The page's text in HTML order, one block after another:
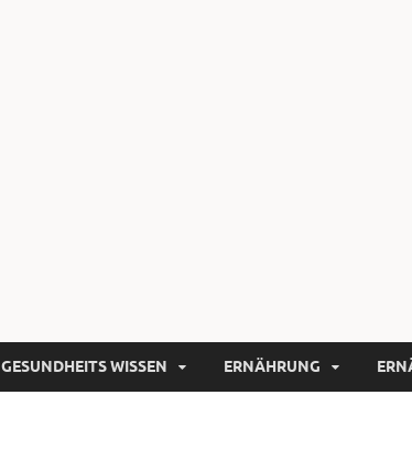
GESUNDHEITS WISSEN ERNÄHRUNG